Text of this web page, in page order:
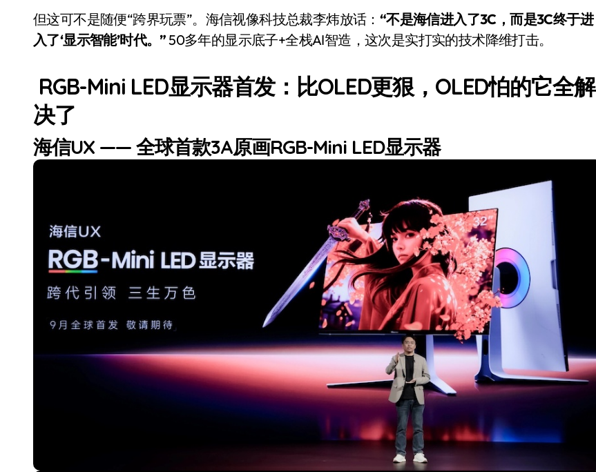
但这可不是随便“跨界玩票”。海信视像科技总裁李炜放话： “不是海信进入了3C，而是3C终于进
入了‘显示智能’时代。”50多年的显示底子+全栈AI智造，这次是实打实的技术降维打击。
RGB-Mini LED显示器首发：比OLED更狠，OLED怕的它全解
决了
海信UX —— 全球首款3A原画RGB-Mini LED显示器
从电视一哥到声学霸主，
追觅清洁电器全球累计出
货量破4000万台，技术
创新驱动多品类增长
8 月 6, 2026